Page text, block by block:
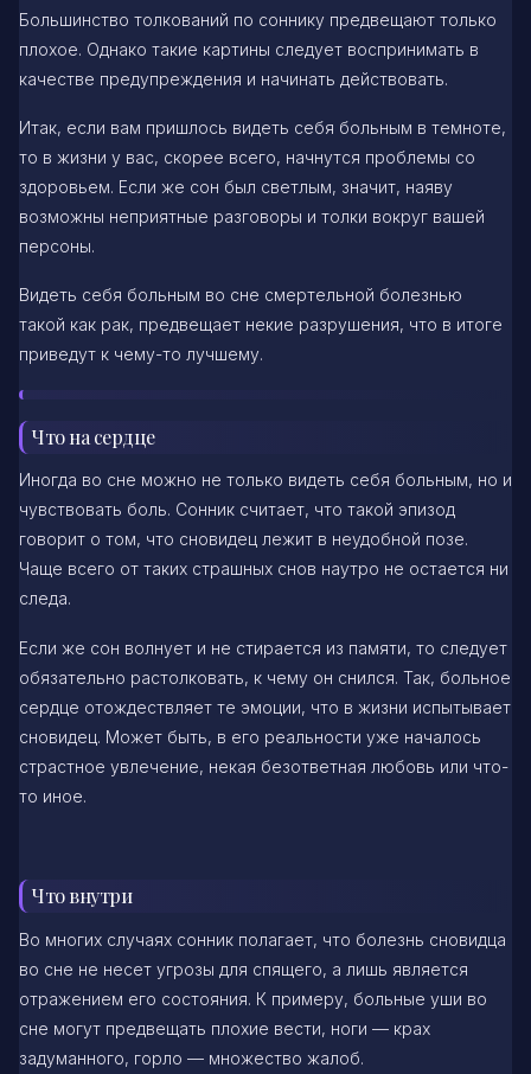
Большинство толкований по соннику предвещают только
плохое. Однако такие картины следует воспринимать в
качестве предупреждения и начинать действовать.
Итак, если вам пришлось видеть себя больным в темноте,
то в жизни у вас, скорее всего, начнутся проблемы со
здоровьем. Если же сон был светлым, значит, наяву
возможны неприятные разговоры и толки вокруг вашей
персоны.
Видеть себя больным во сне смертельной болезнью
такой как рак, предвещает некие разрушения, что в итоге
приведут к чему-то лучшему.
Что на сердце
Иногда во сне можно не только видеть себя больным, но и
чувствовать боль. Сонник считает, что такой эпизод
говорит о том, что сновидец лежит в неудобной позе.
Чаще всего от таких страшных снов наутро не остается ни
следа.
Если же сон волнует и не стирается из памяти, то следует
обязательно растолковать, к чему он снился. Так, больное
сердце отождествляет те эмоции, что в жизни испытывает
сновидец. Может быть, в его реальности уже началось
страстное увлечение, некая безответная любовь или что-
то иное.
Что внутри
Во многих случаях сонник полагает, что болезнь сновидца
во сне не несет угрозы для спящего, а лишь является
отражением его состояния. К примеру, больные уши во
сне могут предвещать плохие вести, ноги — крах
задуманного, горло — множество жалоб.